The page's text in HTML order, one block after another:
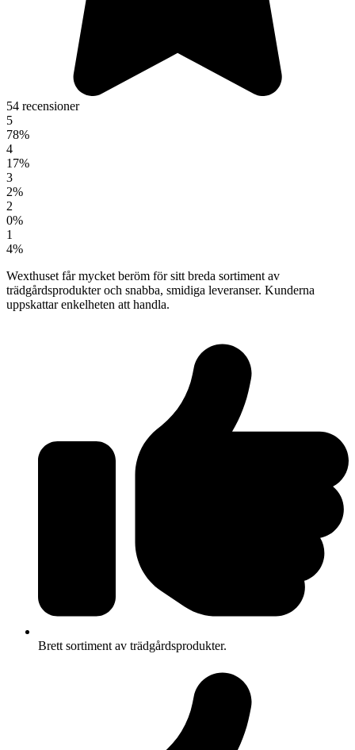
54 recensioner
5
78%
4
17%
3
2%
2
0%
1
4%
Wexthuset får mycket beröm för sitt breda sortiment av
trädgårdsprodukter och snabba, smidiga leveranser. Kunderna
uppskattar enkelheten att handla.
Brett sortiment av trädgårdsprodukter.